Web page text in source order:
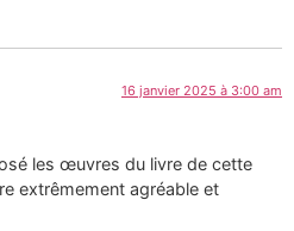
16 janvier 2025 à 3:00 am
les œuvres du livre de cette
extrêmement agréable et